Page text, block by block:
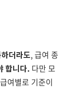
더라도, 급여 종
합니다. 다만 모
여별로 기준이